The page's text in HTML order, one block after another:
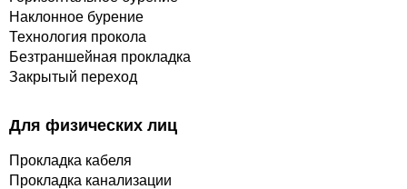
Наклонное бурение
Технология прокола
Безтраншейная прокладка
Закрытый переход
Для физических лиц
Прокладка кабеля
Прокладка канализации